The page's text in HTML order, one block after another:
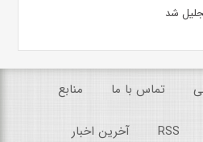
شد
تماس با ما منابع
RSS آخرین اخبار